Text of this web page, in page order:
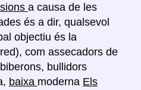
a causa de les
és a dir, qualsevol
objectiu és la
com assecadors de
bullidors
baixa moderna Els